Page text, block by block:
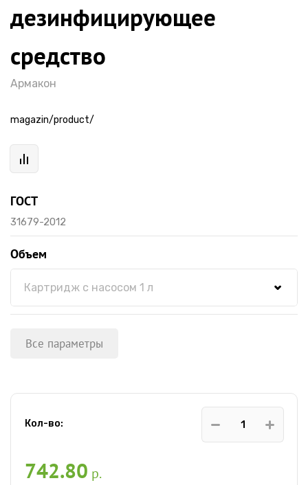
дезинфицирующее
средство
Армакон
magazin/product/
ГОСТ
31679-2012
Объем
Все параметры
Кол-во:
742.80 р.